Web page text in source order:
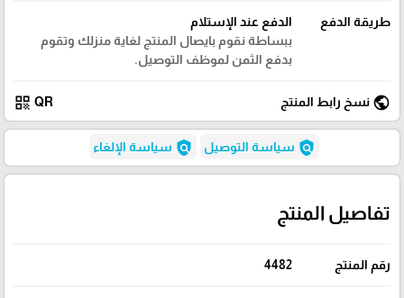
طريقة الدفع
الدفع عند الإستلام
ببساطة نقوم بايصال المنتج لغاية منزلك وتقوم
بدفع الثمن لموظف التوصيل.
public نسخ رابط المنتج QR
qr_code
policy سياسة التوصيل policy سياسة الإلغاء
تفاصيل المنتج
رقم المنتج 4482